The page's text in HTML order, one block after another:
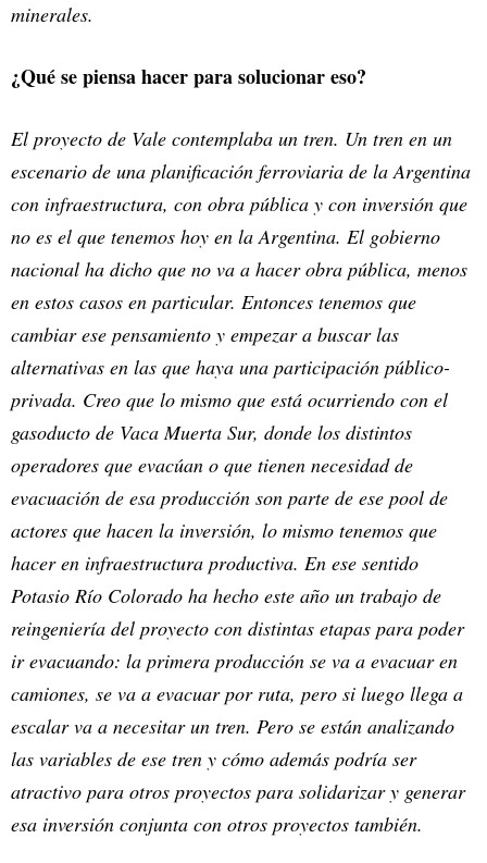
minerales.
¿Qué se piensa hacer para solucionar eso?
El proyecto de Vale contemplaba un tren. Un tren en un
escenario de una planificación ferroviaria de la Argentina
con infraestructura, con obra pública y con inversión que
no es el que tenemos hoy en la Argentina. El gobierno
nacional ha dicho que no va a hacer obra pública, menos
en estos casos en particular. Entonces tenemos que
cambiar ese pensamiento y empezar a buscar las
alternativas en las que haya una participación público-
privada. Creo que lo mismo que está ocurriendo con el
gasoducto de Vaca Muerta Sur, donde los distintos
operadores que evacúan o que tienen necesidad de
evacuación de esa producción son parte de ese pool de
actores que hacen la inversión, lo mismo tenemos que
hacer en infraestructura productiva. En ese sentido
Potasio Río Colorado ha hecho este año un trabajo de
reingeniería del proyecto con distintas etapas para poder
ir evacuando: la primera producción se va a evacuar en
camiones, se va a evacuar por ruta, pero si luego llega a
escalar va a necesitar un tren. Pero se están analizando
las variables de ese tren y cómo además podría ser
atractivo para otros proyectos para solidarizar y generar
esa inversión conjunta con otros proyectos también.